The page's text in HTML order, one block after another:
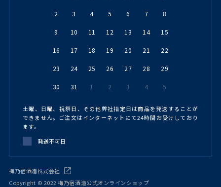
2 3 4 5 6 7 8
9 10 11 12 13 14 15
16 17 18 19 20 21 22
23 24 25 26 27 28 29
30 31 1 2 3 4 5
土曜、日曜、祝祭日、その他弊社指定日は商品を発送することが
できません。ご注文はインターネットにて24時間お受けしており
ます。
発送不可日
梅乃宿酒造株式会社
Copyright © 2022 梅乃宿酒造公式オンラインショップ